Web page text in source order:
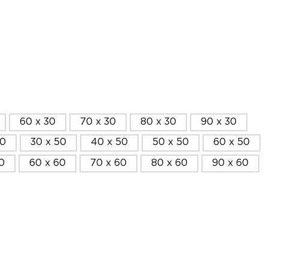
60 x 30 70 x 30 80 x 30 90 x 30
30 x 50 40 x 50 50 x 50 60 x 50
60 x 60 70 x 60 80 x 60 90 x 60